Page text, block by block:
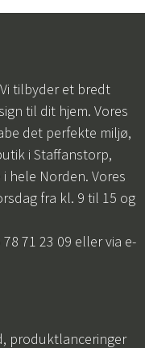
tilbyder et bredt
til dit hjem. Vores
det perfekte miljø,
i Staffanstorp,
hele Norden. Vores
fra kl. 9 til 15 og
71 23 09 eller via e-
produktlanceringer